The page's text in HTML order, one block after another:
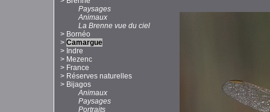
Paysages
Animaux
La Brenne vue du ciel
> Bornéo
> Camargue
> Indre
> Mezenc
> France
> Réserves naturelles
> Bijagos
Animaux
Paysages
Portraits